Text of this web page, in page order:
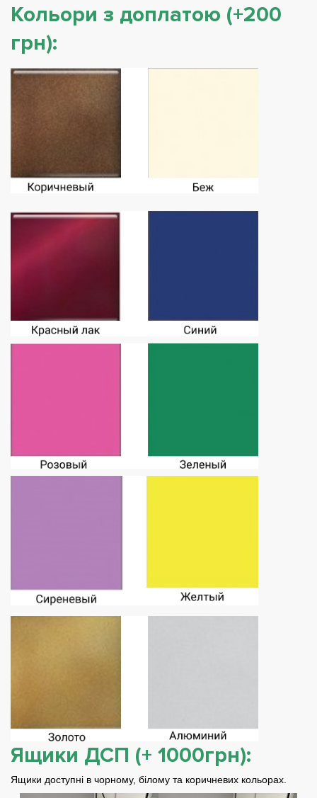
Кольори з доплатою (+200
грн):
Ящики ДСП (+ 1000грн):
Ящики доступні в чорному, білому та коричневих кольорах.